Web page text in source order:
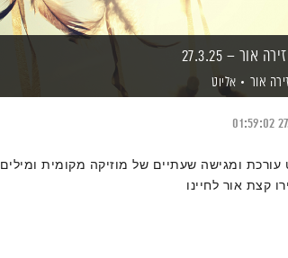
אור – 27.3.25
אור אליוט
01:59:02
עורכת ומגישה שעתיים של מוזיקה מקומית ומילים
קצת אור לחיינו